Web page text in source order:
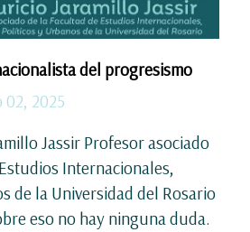
del progresismo
2025
Jassir Profesor asociado
Internacionales,
de la Universidad del Rosario
eso no hay ninguna duda.